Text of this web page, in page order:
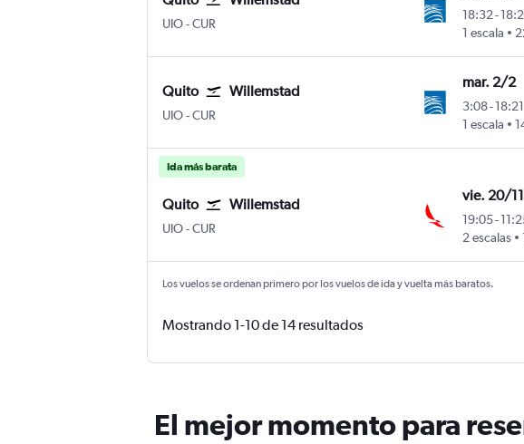
UIOQuito Internacional Mariscal Sucre
-CUR
18:32-
1 escala
Quito Willemstad
UIOQuito Internacional Mariscal Sucre
-CUR
mar. 2/2
3:08-18:21
1 escala
Ida más barata
Quito Willemstad
UIOQuito Internacional Mariscal Sucre
-CUR
vie. 20/11
19:05-
2 escalas
Los vuelos se ordenan primero por los vuelos de ida y vuelta más baratos.
Mostrando 1-10 de 14 resultados
El mejor momento para